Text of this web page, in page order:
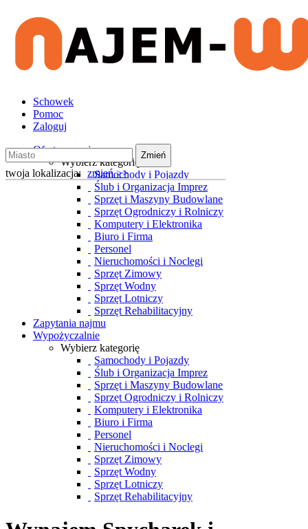
Schowek
Pomoc
Zaloguj
Zmień
twoja lokalizacja: zmień >>
Oferty wynajmu
Wybierz kategorię
Samochody i Pojazdy
Ślub i Organizacja Imprez
Sprzęt i Maszyny Budowlane
Sprzęt Ogrodniczy i Rolniczy
Komputery i Elektronika
Biuro i Firma
Personel
Nieruchomości i Noclegi
Sprzęt Zimowy
Sprzęt Wodny
Sprzęt Lotniczy
Sprzęt Rehabilitacyjny
Zapytania najmu
Wypożyczalnie
Wybierz kategorię
Samochody i Pojazdy
Ślub i Organizacja Imprez
Sprzęt i Maszyny Budowlane
Sprzęt Ogrodniczy i Rolniczy
Komputery i Elektronika
Biuro i Firma
Personel
Nieruchomości i Noclegi
Sprzęt Zimowy
Sprzęt Wodny
Sprzęt Lotniczy
Sprzęt Rehabilitacyjny